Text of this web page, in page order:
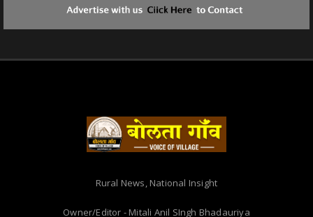
Rural News, National Insight
Owner/Editor - Mitali Anil SIngh Bhadauriya